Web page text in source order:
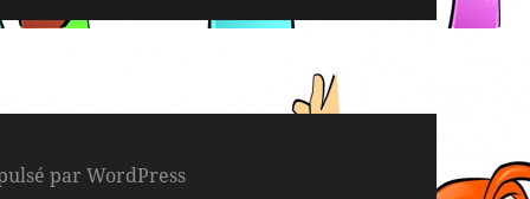
par WordPress